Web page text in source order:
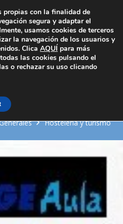
Área Privada
de servicios
Hosteleria y turismo
propias con la finalidad de
segura y adaptar el
usamos cookies de terceros
la navegación de los usuarios y
Clica AQUÍ para más
las cookies pulsando el
o rechazar su uso clicando